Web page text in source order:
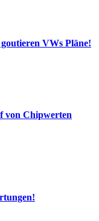
VWs Pläne!
von Chipwerten